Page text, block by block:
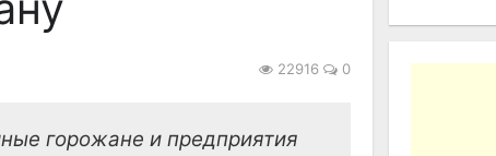
22916 0
горожане и предприятия